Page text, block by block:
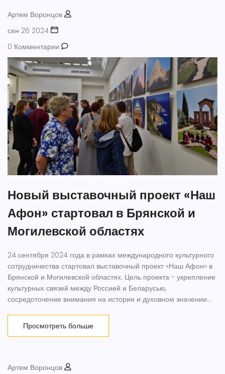
Артем Воронцов
сен 26 2024
0 Комментарии
Новый выставочный проект «Наш
Афон» стартовал в Брянской и
Могилевской областях
24 сентября 2024 года в рамках международного культурного
сотрудничества стартовал выставочный проект «Наш Афон» в
Брянской и Могилевской областях. Цель проекта - укрепление
культурных связей между Россией и Беларусью,
сосредоточение внимания на истории и духовном значении
Просмотреть больше
Артем Воронцов